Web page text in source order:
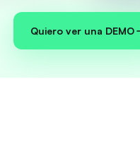
Quiero ver una DEMO